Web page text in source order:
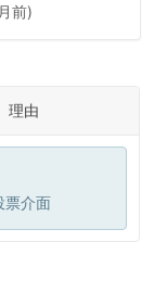
前)
理由
票介面